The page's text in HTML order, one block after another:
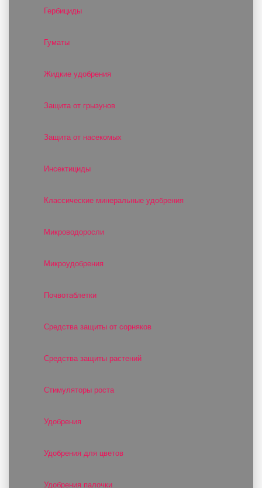
Гербициды
Гуматы
Жидкие удобрения
Защита от грызунов
Защита от насекомых
Инсектициды
Классические минеральные удобрения
Микроводоросли
Микроудобрения
Почвотаблетки
Средства защиты от сорняков
Средства защиты растений
Стимуляторы роста
Удобрения
Удобрения для цветов
Удобрения палочки